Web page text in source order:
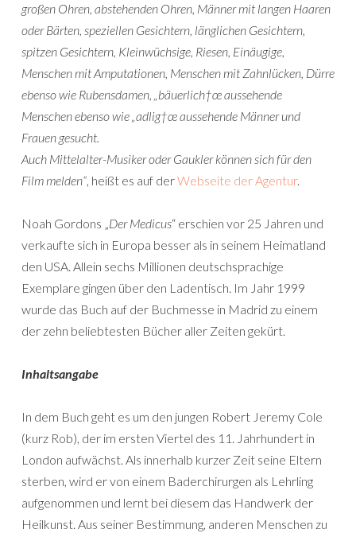
großen Ohren, abstehenden Ohren, Männer mit langen Haaren
oder Bärten, speziellen Gesichtern, länglichen Gesichtern,
spitzen Gesichtern, Kleinwüchsige, Riesen, Einäugige,
Menschen mit Amputationen, Menschen mit Zahnlücken, Dürre
ebenso wie Rubensdamen, „bäuerlich†œ aussehende
Menschen ebenso wie „adlig†œ aussehende Männer und
Frauen gesucht.
Auch Mittelalter-Musiker oder Gaukler können sich für den
Film melden“, heißt es auf derWebseite der Agentur.
Noah Gordons „Der Medicus“ erschien vor 25 Jahren und
verkaufte sich in Europa besser als in seinem Heimatland
den USA. Allein sechs Millionen deutschsprachige
Exemplare gingen über den Ladentisch. Im Jahr 1999
wurde das Buch auf der Buchmesse in Madrid zu einem
der zehn beliebtesten Bücher aller Zeiten gekürt.
Inhaltsangabe
In dem Buch geht es um den jungen Robert Jeremy Cole
(kurz Rob), der im ersten Viertel des 11. Jahrhundert in
London aufwächst. Als innerhalb kurzer Zeit seine Eltern
sterben, wird er von einem Baderchirurgen als Lehrling
aufgenommen und lernt bei diesem das Handwerk der
Heilkunst. Aus seiner Bestimmung, anderen Menschen zu